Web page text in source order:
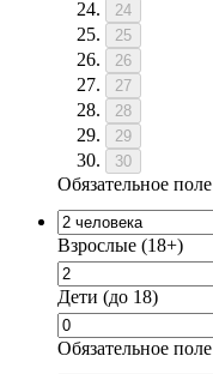
24
25
26
27
28
29
30
Обязательное поле
Взрослые (18+)
Дети (до 18)
Обязательное поле